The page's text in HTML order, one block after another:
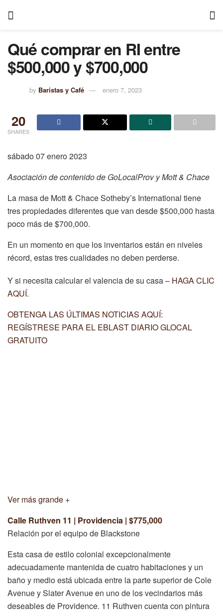
Qué comprar en RI entre
$500,000 y $700,000
by Baristas y Café enero 7, 2023
20
SHARES
sábado 07 enero 2023
Asociación de contenido de GoLocalProv y Mott & Chace
La masa de Mott & Chace Sotheby’s International tiene
tres propiedades diferentes que van desde $500,000 hasta
poco más de $700,000.
En un momento en que los inventarios están en niveles
récord, estas tres cualidades no deben perderse.
Y si necesita calcular el valencia de su casa – HAGA CLIC
AQUÍ.
OBTENGA LAS ÚLTIMAS NOTICIAS AQUÍ:
REGÍSTRESE PARA EL EBLAST DIARIO GLOCAL
GRATUITO
Ver más grande +
Calle Ruthven 11 | Providencia | $775,000
Relación por el equipo de Blackstone
Esta casa de estilo colonial excepcionalmente
adecuadamente mantenida de cuatro habitaciones y un
baño y medio está ubicada entre la parte superior de Cole
Avenue y Slater Avenue en uno de los vecindarios más
deseables de Providence. 11 Ruthven cuenta con pintura